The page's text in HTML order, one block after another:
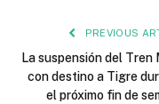
PREVIOUS
La suspensión del Tren
con destino a Tigre
el próximo fin de